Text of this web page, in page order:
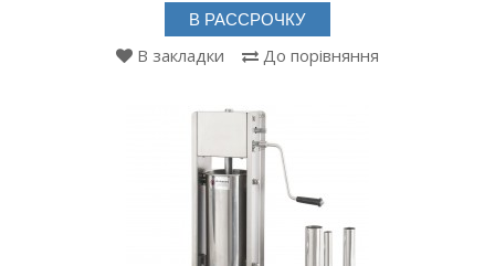
В РАССРОЧКУ
В закладки До порівняння